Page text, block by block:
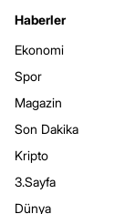
Haberler
Ekonomi
Spor
Magazin
Son Dakika
Kripto
3.Sayfa
Dünya